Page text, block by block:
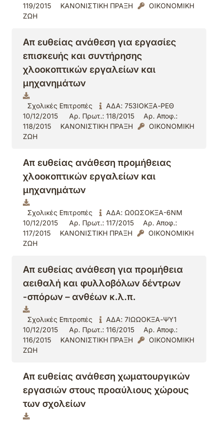
119/2015
ΚΑΝΟΝΙΣΤΙΚΗ ΠΡΑΞΗ
ΟΙΚΟΝΟΜΙΚΗ
ΖΩΗ
Απ ευθείας ανάθεση για εργασίες
επισκευής και συντήρησης
χλοοκοπτικών εργαλείων και
μηχανημάτων
Σχολικές Επιτροπές
ΑΔΑ: 753ΙΟΚΞΑ-ΡΕΘ
10/12/2015
Αρ. Πρωτ.: 118/2015
Αρ. Αποφ.:
118/2015
ΚΑΝΟΝΙΣΤΙΚΗ ΠΡΑΞΗ
ΟΙΚΟΝΟΜΙΚΗ
ΖΩΗ
Απ ευθείας ανάθεση προμήθειας
χλοοκοπτικών εργαλείων και
μηχανημάτων
Σχολικές Επιτροπές
ΑΔΑ: Ω0ΩΣΟΚΞΑ-6ΝΜ
10/12/2015
Αρ. Πρωτ.: 117/2015
Αρ. Αποφ.:
117/2015
ΚΑΝΟΝΙΣΤΙΚΗ ΠΡΑΞΗ
ΟΙΚΟΝΟΜΙΚΗ
ΖΩΗ
Απ ευθείας ανάθεση για προμήθεια
αειθαλή και φυλλοβόλων δέντρων
-σπόρων – ανθέων κ.λ.π.
Σχολικές Επιτροπές
ΑΔΑ: 7ΙΩΩΟΚΞΑ-ΨΥ1
10/12/2015
Αρ. Πρωτ.: 116/2015
Αρ. Αποφ.:
116/2015
ΚΑΝΟΝΙΣΤΙΚΗ ΠΡΑΞΗ
ΟΙΚΟΝΟΜΙΚΗ
ΖΩΗ
Απ ευθείας ανάθεση χωματουργικών
εργασιών στους προαύλιους χώρους
των σχολείων